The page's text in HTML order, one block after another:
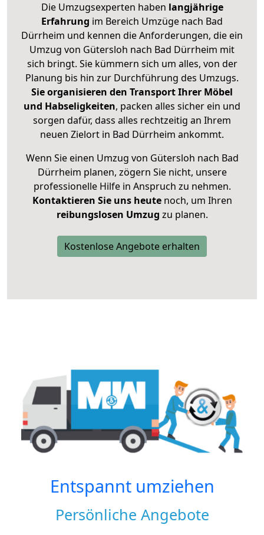
Die Umzugsexperten haben langjährige
Erfahrung im Bereich Umzüge nach Bad
Dürrheim und kennen die Anforderungen, die ein
Umzug von Gütersloh nach Bad Dürrheim mit
sich bringt. Sie kümmern sich um alles, von der
Planung bis hin zur Durchführung des Umzugs.
Sie organisieren den Transport Ihrer Möbel
und Habseligkeiten, packen alles sicher ein und
sorgen dafür, dass alles rechtzeitig an Ihrem
neuen Zielort in Bad Dürrheim ankommt.
Wenn Sie einen Umzug von Gütersloh nach Bad
Dürrheim planen, zögern Sie nicht, unsere
professionelle Hilfe in Anspruch zu nehmen.
Kontaktieren Sie uns heutenoch, um Ihren
reibungslosen Umzug zu planen.
Kostenlose Angebote erhalten
Entspannt umziehen
Persönliche Angebote